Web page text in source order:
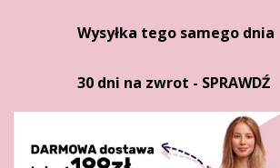
Wysyłka tego samego dnia
30 dni na zwrot - SPRAWDŹ